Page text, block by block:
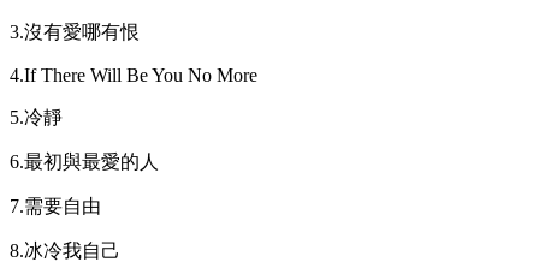
3.沒有愛哪有恨
4.If There Will Be You No More
5.冷靜
6.最初與最愛的人
7.需要自由
8.冰冷我自己